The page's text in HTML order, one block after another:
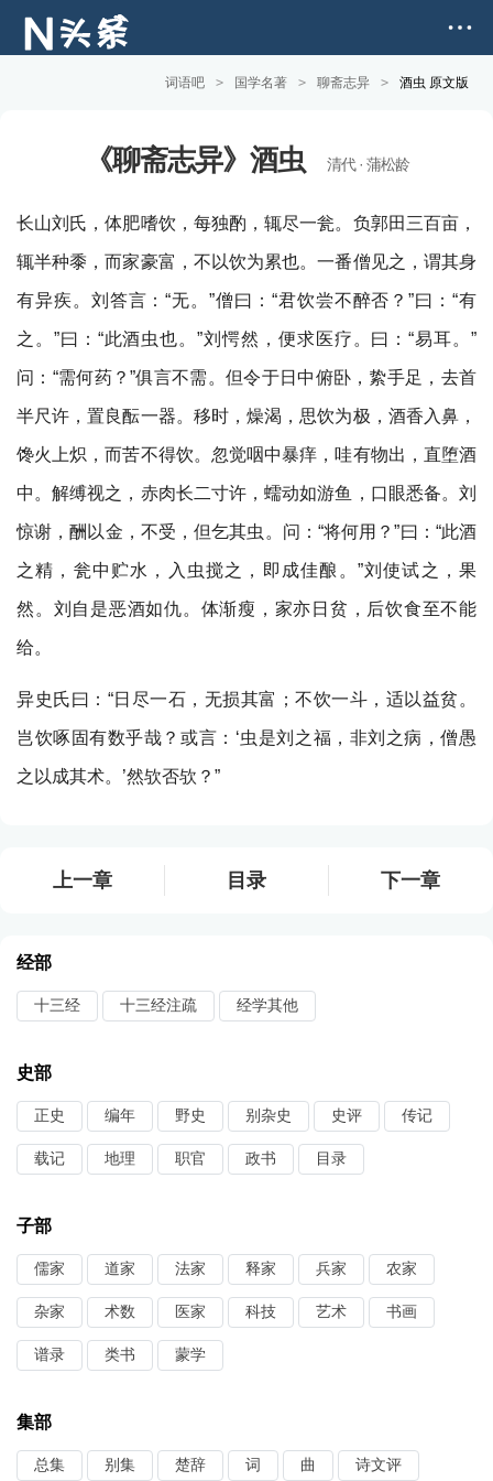
词语吧 > 国学名著 > 聊斋志异 > 酒虫 原文版
《聊斋志异》酒虫 清代 · 蒲松龄
长山刘氏，体肥嗜饮，每独酌，辄尽一瓮。负郭田三百亩，
辄半种黍，而家豪富，不以饮为累也。一番僧见之，谓其身
有异疾。刘答言：“无。”僧曰：“君饮尝不醉否？”曰：“有
之。”曰：“此酒虫也。”刘愕然，便求医疗。曰：“易耳。”
问：“需何药？”俱言不需。但令于日中俯卧，絷手足，去首
半尺许，置良酝一器。移时，燥渴，思饮为极，酒香入鼻，
馋火上炽，而苦不得饮。忽觉咽中暴痒，哇有物出，直堕酒
中。解缚视之，赤肉长二寸许，蠕动如游鱼，口眼悉备。刘
惊谢，酬以金，不受，但乞其虫。问：“将何用？”曰：“此酒
之精，瓮中贮水，入虫搅之，即成佳酿。”刘使试之，果
然。刘自是恶酒如仇。体渐瘦，家亦日贫，后饮食至不能
给。
异史氏曰：“日尽一石，无损其富；不饮一斗，适以益贫。
岂饮啄固有数乎哉？或言：‘虫是刘之福，非刘之病，僧愚
之以成其术。’然欤否欤？”
上一章 目录 下一章
经部
十三经 十三经注疏 经学其他
史部
正史 编年 野史 别杂史 史评 传记
载记 地理 职官 政书 目录
子部
儒家 道家 法家 释家 兵家 农家
杂家 术数 医家 科技 艺术 书画
谱录 类书 蒙学
集部
总集 别集 楚辞 词 曲 诗文评